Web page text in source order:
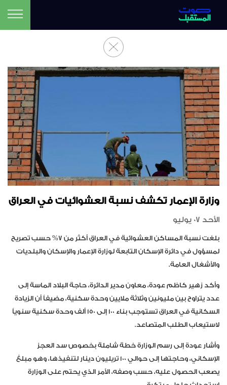
وزارة الإعمار تكشف نسبة العشوائيات في العراق
الأحد 07 يوليو
بلغت نسبة المساكن العشوائية في العراق أكثر من 7% حسب تصريح
لمسؤول في دائرة الإسكان التابعة لوزارة الإعمار والإسكان والبلديات
والأشغال العامة.
وأكد زهير كاظم عودة، معاون مدير الدائرة، حاجة البلاد الماسة إلى
عدد يتراوح بين مليونين وثلاثة ملايين وحدة سكنية، مضيفاً أن الزيادة
السكانية في العراق تستوجب بناء 100 إلى 150 ألف وحدة سكنية سنوياً
لاستيعاب الطلب المتصاعد.
وأشار عودة إلى رسم الوزارة خطة شاملة بخصوص سد العجز
الإسكاني، وحاجتها إلى حوالي 100 تريليون دينار لتنفيذها، وهو مبلغ
يصعب الحصول عليه، حسب وصفه، الأمر الذي يحتم على الوزارة